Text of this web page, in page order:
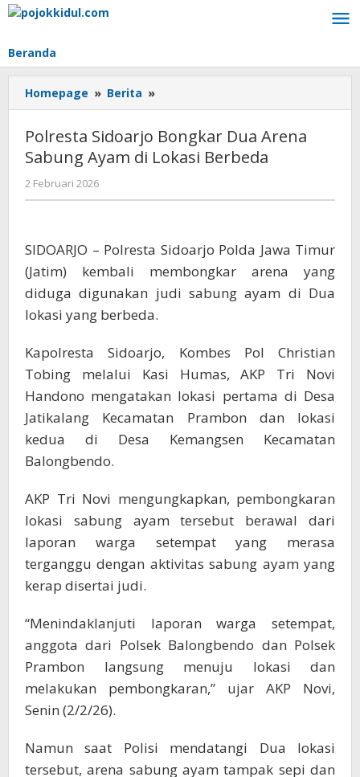
Lewati
Beranda
Homepage » Berita »
Sidoarjo
Dua
Arena
Berbeda
Polresta Sidoarjo Bongkar Dua Arena
Sabung Ayam di Lokasi Berbeda
2 Februari 2026
BangAdmin
SIDOARJO – Polresta Sidoarjo Polda Jawa Timur
(Jatim) kembali membongkar arena yang
diduga digunakan judi sabung ayam di Dua
lokasi yang berbeda.
Kapolresta Sidoarjo, Kombes Pol Christian
Tobing melalui Kasi Humas, AKP Tri Novi
Handono mengatakan lokasi pertama di Desa
Jatikalang Kecamatan Prambon dan lokasi
kedua di Desa Kemangsen Kecamatan
Balongbendo.
AKP Tri Novi mengungkapkan, pembongkaran
lokasi sabung ayam tersebut berawal dari
laporan warga setempat yang merasa
terganggu dengan aktivitas sabung ayam yang
kerap disertai judi.
“Menindaklanjuti laporan warga setempat,
anggota dari Polsek Balongbendo dan Polsek
Prambon langsung menuju lokasi dan
melakukan pembongkaran,” ujar AKP Novi,
Senin (2/2/26).
Namun saat Polisi mendatangi Dua lokasi
tersebut, arena sabung ayam tampak sepi dan